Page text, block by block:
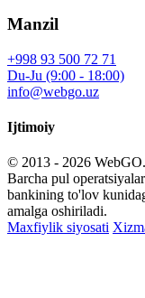
Manzil
+998 93 500 72 71
Du-Ju (9:00 - 18:00)
info@webgo.uz
Ijtimoiy
© 2013 - 2026 WebGO
Barcha pul
bankining to'lov
amalga oshiriladi.
Maxfiylik siyosati